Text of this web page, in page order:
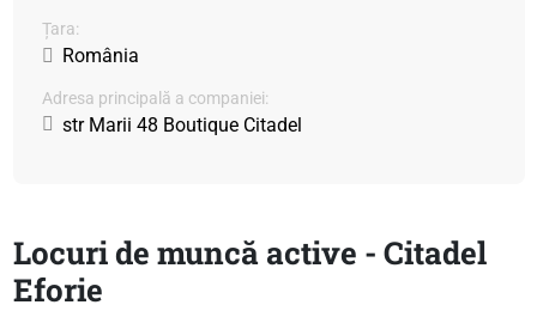
Țara:
România
Adresa principală a companiei:
str Marii 48 Boutique Citadel
Locuri de muncă active - Citadel
Eforie